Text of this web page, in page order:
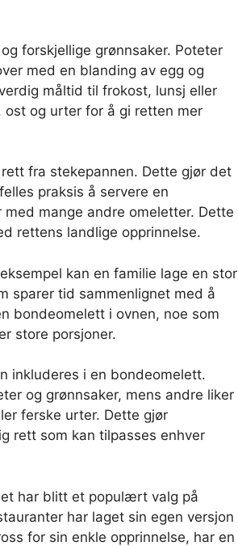
forskjellige grønnsaker. Poteter
med en blanding av egg og
måltid til frokost, lunsj eller
og urter for å gi retten mer
fra stekepannen. Dette gjør det
praksis å servere en
mange andre omeletter. Dette
rettens landlige opprinnelse.
kan en familie lage en stor
sparer tid sammenlignet med å
bondeomelett i ovnen, noe som
store porsjoner.
inkluderes i en bondeomelett.
og grønnsaker, mens andre liker
ferske urter. Dette gjør
rett som kan tilpasses enhver
har blitt et populært valg på
har laget sin egen versjon
for sin enkle opprinnelse, har en